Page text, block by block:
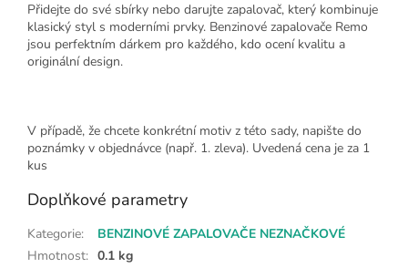
Přidejte do své sbírky nebo darujte zapalovač, který kombinuje
klasický styl s moderními prvky. Benzinové zapalovače Remo
jsou perfektním dárkem pro každého, kdo ocení kvalitu a
originální design.
V případě, že chcete konkrétní motiv z této sady, napište do
poznámky v objednávce (např. 1. zleva). Uvedená cena je za 1
kus
Doplňkové parametry
Kategorie:
BENZINOVÉ ZAPALOVAČE NEZNAČKOVÉ
Hmotnost: 0.1 kg